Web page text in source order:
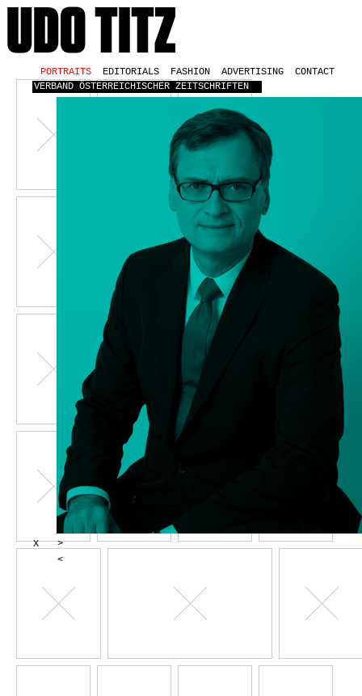
PORTRAITS EDITORIALS FASHION ADVERTISING
CONTACT
VERBAND ÖSTERREICHISCHER ZEITSCHRIFTEN
X
>
<